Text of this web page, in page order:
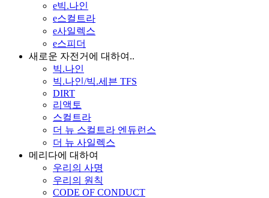
e빅.나인
e스컬트라
e사일렉스
e스피더
새로운 자전거에 대하여..
빅.나인
빅.나인/빅.세븐 TFS
DIRT
리액토
스컬트라
더 뉴 스컬트라 엔듀런스
더 뉴 사일렉스
메리다에 대하여
우리의 사명
우리의 원칙
CODE OF CONDUCT